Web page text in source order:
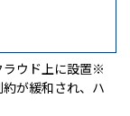
ラウド上に設置※
が緩和され、ハ